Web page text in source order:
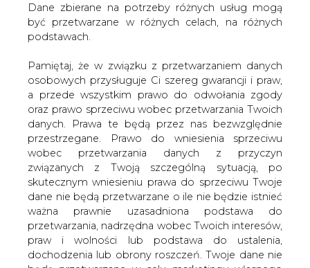
Dane zbierane na potrzeby różnych usług mogą
być przetwarzane w różnych celach, na różnych
podstawach.
Pamiętaj, że w związku z przetwarzaniem danych
osobowych przysługuje Ci szereg gwarancji i praw,
a przede wszystkim prawo do odwołania zgody
oraz prawo sprzeciwu wobec przetwarzania Twoich
danych. Prawa te będą przez nas bezwzględnie
przestrzegane. Prawo do wniesienia sprzeciwu
wobec przetwarzania danych z przyczyn
związanych z Twoją szczególną sytuacją, po
skutecznym wniesieniu prawa do sprzeciwu Twoje
dane nie będą przetwarzane o ile nie będzie istnieć
ważna prawnie uzasadniona podstawa do
przetwarzania, nadrzędna wobec Twoich interesów,
praw i wolności lub podstawa do ustalenia,
dochodzenia lub obrony roszczeń. Twoje dane nie
Orlen pozwoli zarobić Francuzom
Francuski Technip wybuduje instalację
hydroodsiarczania olejów napędowych
(tzw. HDS) w rafinerii PKN Orlen.
Realizacja kontraktu, którego wartość wynosi 67 mln
EUR, zakończy się w 2009 r. Dzięki nowej instalacji
możliwe będzie produkowanie 260 ton oleju
napędowego wysokiej czystości na godzinę.
#kraj #paliwa